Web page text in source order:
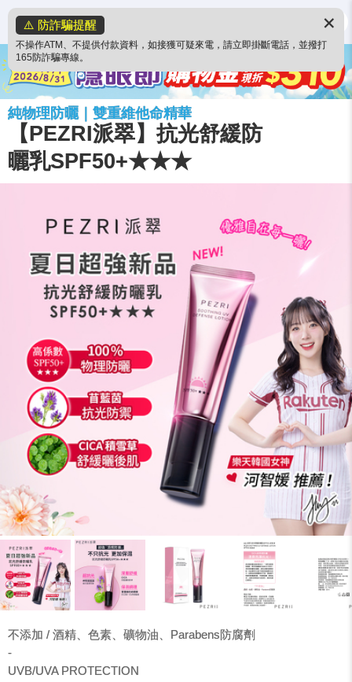
⚠️ 防詐騙提醒
不操作ATM、不提供付款資料，如接獲可疑來電，請立即掛斷電話，並撥打
165防詐騙專線。
✕
純物理防曬｜雙重維他命精華
【PEZRI派翠】抗光舒緩防
曬乳SPF50+★★★
不添加 / 酒精、色素、礦物油、Parabens防腐劑
-
UVB/UVA PROTECTION